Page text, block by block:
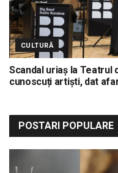
CULTURĂ
Scandal uriaș la Teatrul
cunoscuți artiști, dat
POSTARI POPULARE